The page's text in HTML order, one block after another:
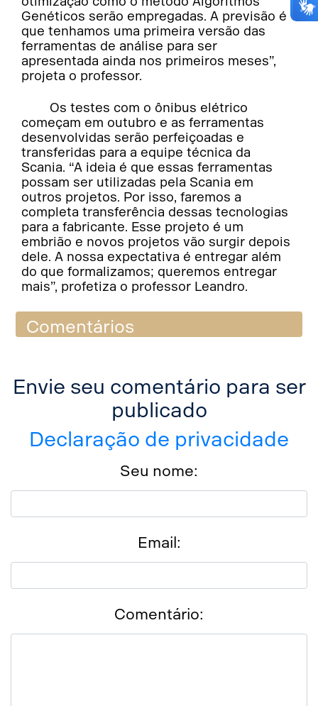
Genéticos serão empregadas. A previsão é
que tenhamos uma primeira versão das
ferramentas de análise para ser
apresentada ainda nos primeiros meses”,
projeta o professor.
Os testes com o ônibus elétrico
começam em outubro e as ferramentas
desenvolvidas serão perfeiçoadas e
transferidas para a equipe técnica da
Scania. “A ideia é que essas ferramentas
possam ser utilizadas pela Scania em
outros projetos. Por isso, faremos a
completa transferência dessas tecnologias
para a fabricante. Esse projeto é um
embrião e novos projetos vão surgir depois
dele. A nossa expectativa é entregar além
do que formalizamos; queremos entregar
mais”, profetiza o professor Leandro.
Comentários
Envie seu comentário para ser
publicado
Declaração de privacidade
Seu nome:
Email:
Comentário: